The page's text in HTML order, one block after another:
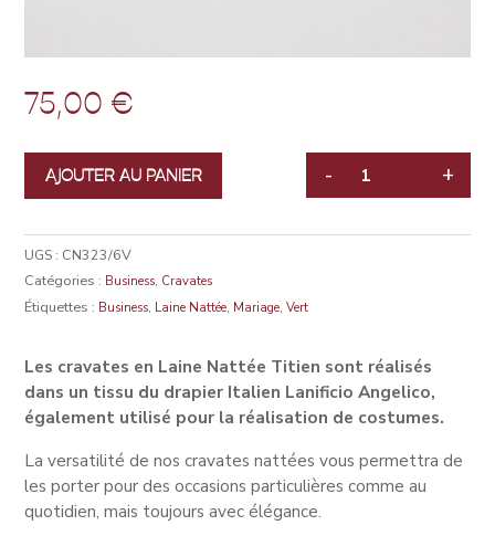
75,00€
QUANTITÉ
- +
AJOUTER AU PANIER
UGS : CN323/6V
Catégories : Business, Cravates
Étiquettes : Business, Laine Nattée, Mariage,Vert
Les cravates en Laine Nattée Titien sont réalisés
dans un tissu du drapier Italien Lanificio Angelico,
également utilisé pour la réalisation de costumes.
La versatilité de nos cravates nattées vous permettra de
les porter pour des occasions particulières comme au
quotidien, mais toujours avec élégance.